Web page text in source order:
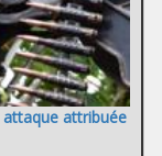
attaque attribuée